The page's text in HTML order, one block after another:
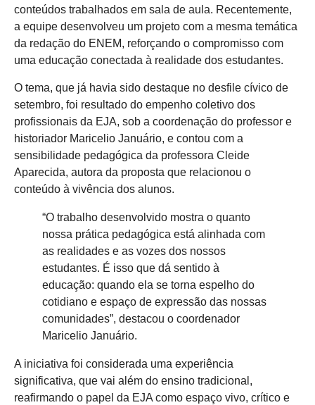
conteúdos trabalhados em sala de aula. Recentemente,
a equipe desenvolveu um projeto com a mesma temática
da redação do ENEM, reforçando o compromisso com
uma educação conectada à realidade dos estudantes.
O tema, que já havia sido destaque no desfile cívico de
setembro, foi resultado do empenho coletivo dos
profissionais da EJA, sob a coordenação do professor e
historiador Maricelio Januário, e contou com a
sensibilidade pedagógica da professora Cleide
Aparecida, autora da proposta que relacionou o
conteúdo à vivência dos alunos.
“O trabalho desenvolvido mostra o quanto
nossa prática pedagógica está alinhada com
as realidades e as vozes dos nossos
estudantes. É isso que dá sentido à
educação: quando ela se torna espelho do
cotidiano e espaço de expressão das nossas
comunidades”, destacou o coordenador
Maricelio Januário.
A iniciativa foi considerada uma experiência
significativa, que vai além do ensino tradicional,
reafirmando o papel da EJA como espaço vivo, crítico e